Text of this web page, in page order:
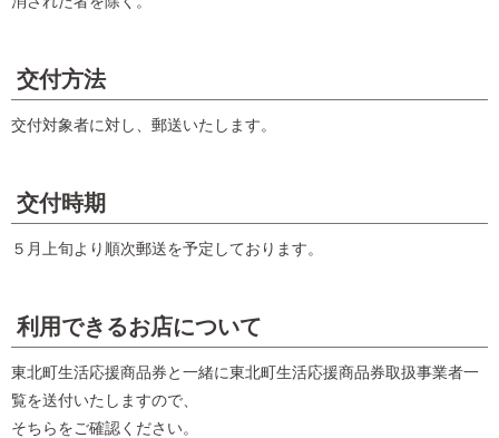
交付方法
交付対象者に対し、郵送いたします。
交付時期
５月上旬より順次郵送を予定しております。
利用できるお店について
東北町生活応援商品券と一緒に東北町生活応援商品券取扱事業者一
覧を送付いたしますので、
そちらをご確認ください。